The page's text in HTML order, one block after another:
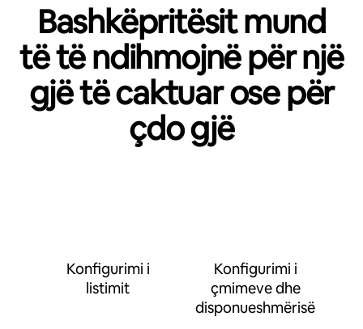
Bashkëpritësit mund
të të ndihmojnë për një
gjë të caktuar ose për
çdo gjë
Konfigurimi i
listimit
Konfigurimi i
çmimeve dhe
disponueshmërisë